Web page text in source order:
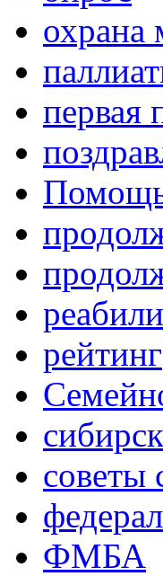
охрана
первая
рейтинг
советы
ФМБА